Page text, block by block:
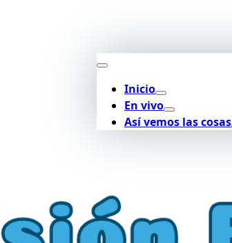
Inicio
En vivo
Así vemos las cosas